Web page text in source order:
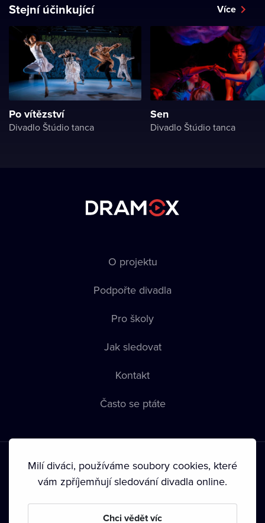
Stejní účinkující Více
Po vítězství
Divadlo Štúdio tanca
Sen
Divadlo Štúdio tanca
O projektu
Podpořte divadla
Pro školy
Jak sledovat
Kontakt
Často se ptáte
Podmínky používání • Ochrana soukromí • Zásady používání
• Autorská práva•
Milí diváci, používáme soubory cookies, které
vám zpříjemňují sledování divadla online.
Chci vědět víc